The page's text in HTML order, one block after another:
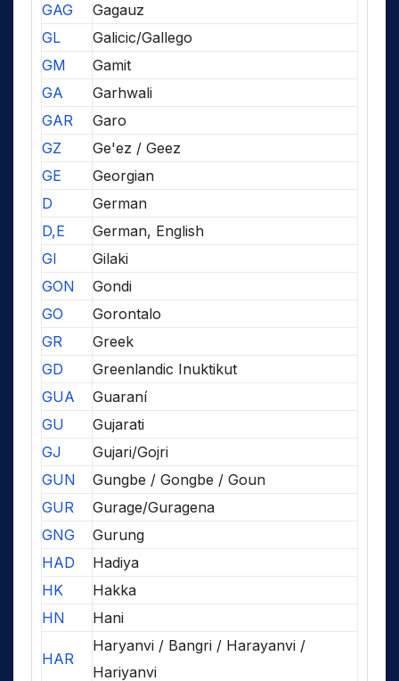
GAG
Gagauz
GL
Galicic/Gallego
GM
Gamit
GA
Garhwali
GAR
Garo
GZ
Ge'ez / Geez
GE
Georgian
D
German
D,E
German, English
GI
Gilaki
GON
Gondi
GO
Gorontalo
GR
Greek
GD
Greenlandic Inuktikut
GUA
Guaraní
GU
Gujarati
GJ
Gujari/Gojri
GUN
Gungbe / Gongbe / Goun
GUR
Gurage/Guragena
GNG
Gurung
HAD
Hadiya
HK
Hakka
HN
Hani
HAR
Haryanvi / Bangri / Harayanvi /
Hariyanvi